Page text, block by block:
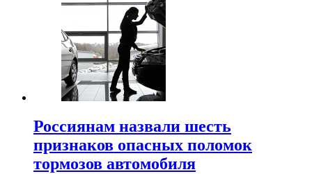
Россиянам назвали шесть
признаков опасных поломок
тормозов автомобиля